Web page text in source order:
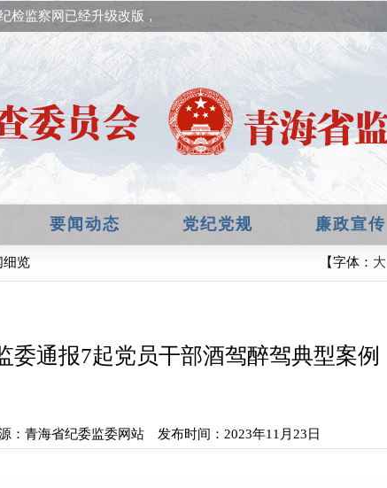
检监察网已经升级改版，欢迎提出宝贵意见！
要闻动态 党纪党规 廉政宣传
细览 【字体： 大
委通报7起党员干部酒驾醉驾典型案例
： 青海省纪委监委网站发布时间： 2023年11月23日